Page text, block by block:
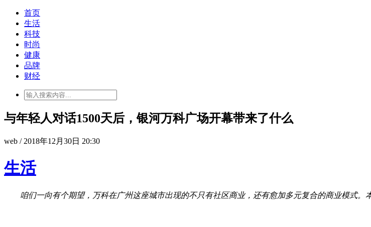
首页
生活
科技
时尚
健康
品牌
财经
与年轻人对话1500天后，银河万科广场开幕带来了什么
web / 2018年12月30日 20:30
生活
咱们一向有个期望，万科在广州这座城市出现的不只有社区商业，还有愈加多元复合的商业模式。